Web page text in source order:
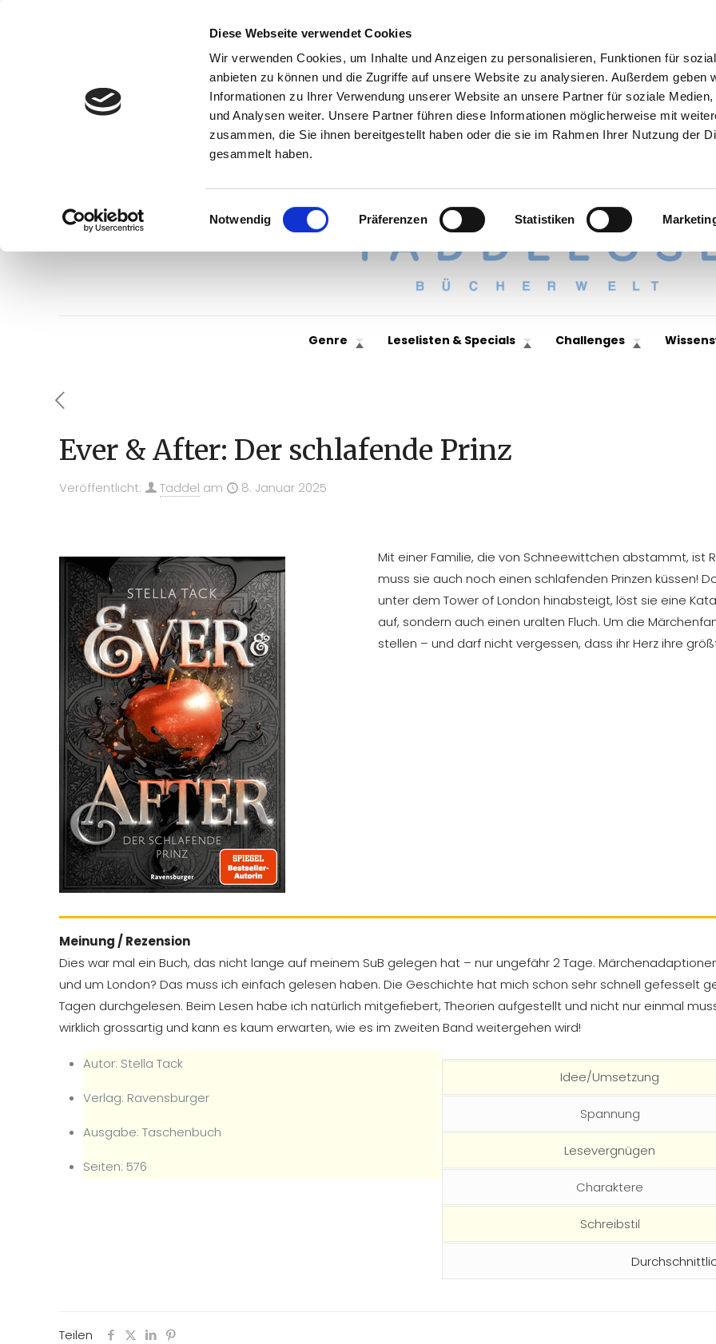
Diese Webseite verwendet Cookies
Wir verwenden Cookies, um Inhalte und Anzeigen zu personalisieren, Funktionen für
anbieten zu können und die Zugriffe auf unsere Website zu analysieren. Außerdem geben
Informationen zu Ihrer Verwendung unserer Website an unsere Partner für soziale Medien,
und Analysen weiter. Unsere Partner führen diese Informationen möglicherweise mit
zusammen, die Sie ihnen bereitgestellt haben oder die sie im Rahmen Ihrer Nutzung der
gesammelt haben.
Einwilligungsauswahl
Notwendig Präferenzen Statistiken
Genre Leselisten & Specials Challenges
Ever & After: Der schlafende Prinz
Veröffentlicht: Taddel am 8. Januar 2025
Mit einer Familie, die von Schneewittchen abstammt, ist
muss sie auch noch einen schlafenden Prinzen küssen!
unter dem Tower of London hinabsteigt, löst sie eine
auf, sondern auch einen uralten Fluch. Um die
stellen – und darf nicht vergessen, dass ihr Herz ihre
Meinung / Rezension
Dies war mal ein Buch, das nicht lange auf meinem SuB gelegen hat – nur ungefähr 2 Tage.
und um London? Das muss ich einfach gelesen haben. Die Geschichte hat mich schon sehr schnell gefesselt
Tagen durchgelesen. Beim Lesen habe ich natürlich mitgefiebert, Theorien aufgestellt und nicht nur einmal
wirklich grossartig und kann es kaum erwarten, wie es im zweiten Band weitergehen wird!
Autor: Stella Tack
Verlag: Ravensburger
Ausgabe: Taschenbuch
Seiten: 576
Idee/Umsetzung
Spannung
Lesevergnügen
Charaktere
Schreibstil
Teilen